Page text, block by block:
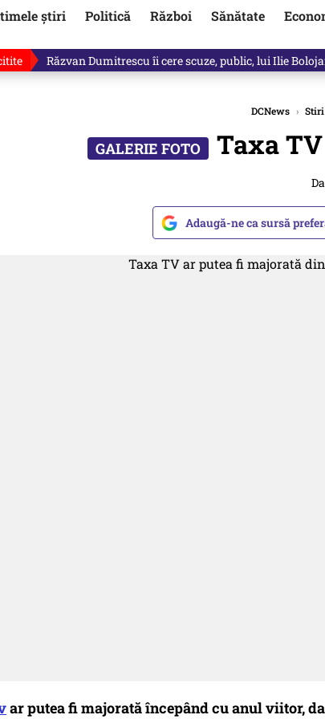
știri Politică Război Sănătate
Răzvan Dumitrescu îi cere scuze, public, lui Ilie
DCNews › Stiri
Taxa
Adaugă-ne ca sursă
ar putea fi majorată începând cu anul viitor,